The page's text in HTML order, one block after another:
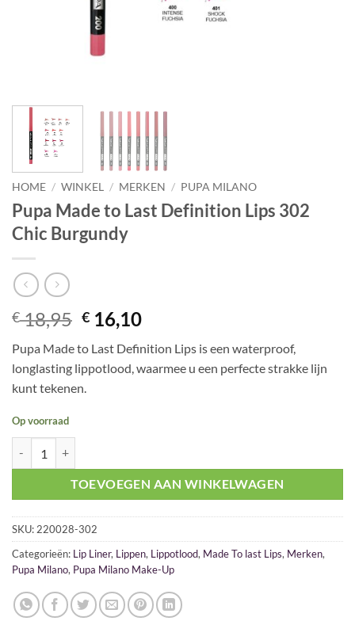
HOME / WINKEL / MERKEN / PUPA MILANO
Pupa Made to Last Definition Lips 302
Chic Burgundy
€18,95 Oorspronkelijke
prijs
was:
€ 18,95.
€ 16,10Huidige
is:
€ 16,10.
Pupa Made to Last Definition Lips is een waterproof,
longlasting lippotlood, waarmee u een perfecte strakke lijn
kunt tekenen.
Op voorraad
TOEVOEGEN AAN WINKELWAGEN
SKU: 220028-302
Categorieën: Lip Liner, Lippen, Lippotlood, Made To last Lips, Merken,
Pupa Milano, Pupa Milano Make-Up